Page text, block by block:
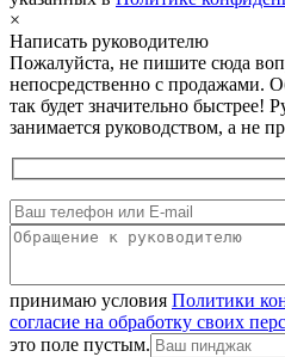
×
Написать руководителю
Пожалуйста, не пишите сюда
непосредственно с продажами.
так будет значительно быстрее!
занимается руководством, а не
принимаю условия Политики
согласие на обработку своих
это поле пустым.